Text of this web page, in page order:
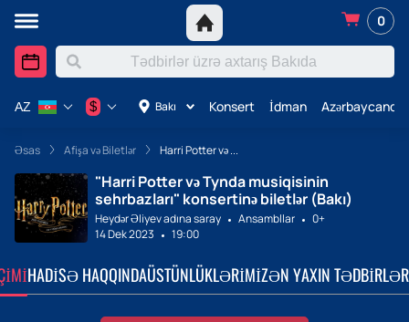
0
Bakı Konsert İdman Azərbaycanda
AZ $
Əsas Afişa və Biletlər Harri Potter və ...
"Harri Potter və Tynda musiqisinin
sehrbazları" konsertinə biletlər (Bakı)
Heydər Əliyev adına saray Ansambllar
0+
14 Dek 2023
19:00
HADISƏ HAQQINDAÜSTÜNLÜKLƏRIMIZƏN YAXIN TƏDBIRLƏR